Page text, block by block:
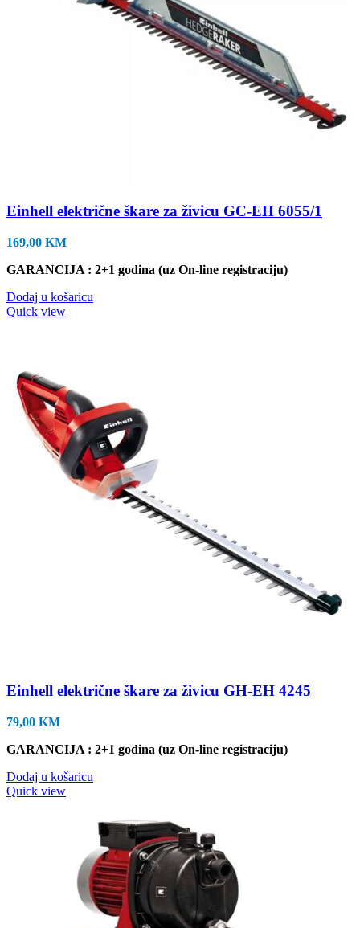
Einhell električne škare za živicu GC-EH 6055/1
169,00 KM
GARANCIJA : 2+1 godina (uz On-line registraciju)
Dodaj u košaricu
Quick view
Einhell električne škare za živicu GH-EH 4245
79,00 KM
GARANCIJA : 2+1 godina (uz On-line registraciju)
Dodaj u košaricu
Quick view